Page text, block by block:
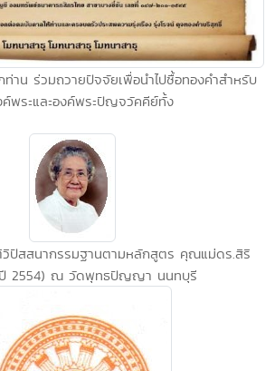
น ร่วมถวายปัจจัยเพื่อนำไปซื้อทองคำสำหรับ
พระและองค์พระปัญจวัคคีย์ทั้ง
ปัสสนากรรมฐานตามหลักสูตร คุณแม่ดร.สิริ
2554) ณ วัดพุทธปัญญา นนทบุรี